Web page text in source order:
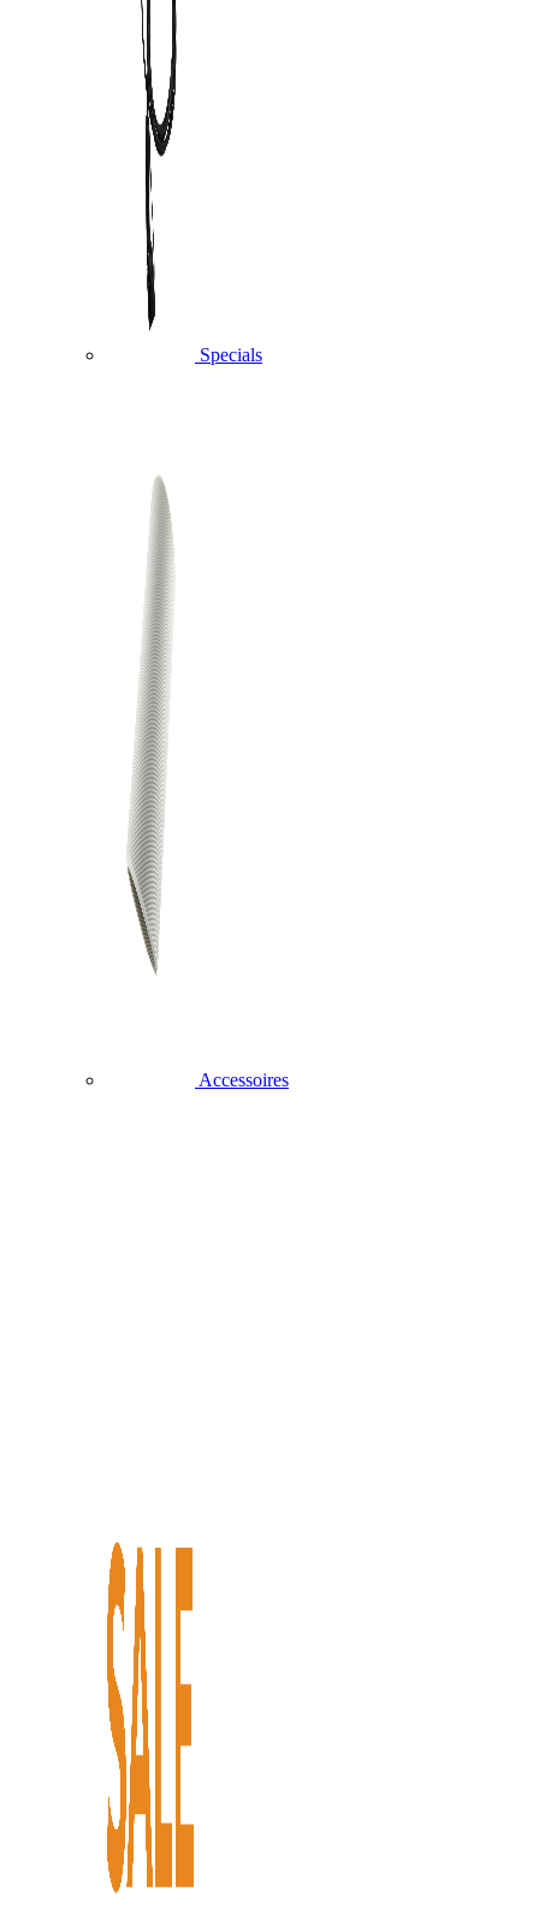
Specials
Accessoires